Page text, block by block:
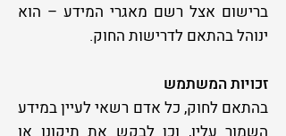
ברישום אצל רשם מאגרי המידע – הוא
ינוהל בהתאם לדרישות החוק.
זכויות המשתמש
בהתאם לחוק, כל אדם רשאי לעיין במידע